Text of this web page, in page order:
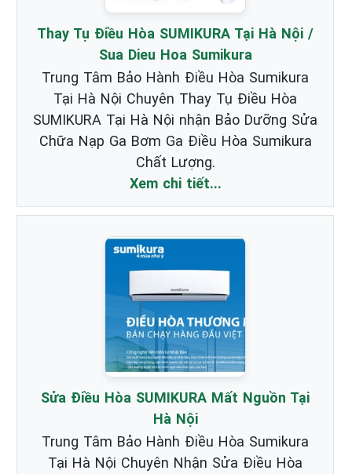
Thay Tụ Điều Hòa SUMIKURA Tại Hà Nội /
Sua Dieu Hoa Sumikura
Trung Tâm Bảo Hành Điều Hòa Sumikura
Tại Hà Nội Chuyên Thay Tụ Điều Hòa
SUMIKURA Tại Hà Nội nhận Bảo Dưỡng Sửa
Chữa Nạp Ga Bơm Ga Điều Hòa Sumikura
Chất Lượng.
Xem chi tiết...
Sửa Điều Hòa SUMIKURA Mất Nguồn Tại
Hà Nội
Trung Tâm Bảo Hành Điều Hòa Sumikura
Tại Hà Nội Chuyên Nhận Sửa Điều Hòa